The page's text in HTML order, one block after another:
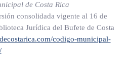
los entes u órganos de la
Sólo podrán ser
de Costa Rica
consolidada vigente al 16 de
Jurídica del Bufete de Costa
codigo-municipal-